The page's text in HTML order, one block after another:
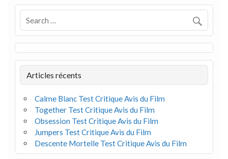
Articles récents
Calme Blanc Test Critique Avis du Film
Together Test Critique Avis du Film
Obsession Test Critique Avis du Film
Jumpers Test Critique Avis du Film
Descente Mortelle Test Critique Avis du Film